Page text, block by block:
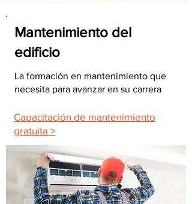
Mantenimiento del
edificio
La formación en mantenimiento que
necesita para avanzar en su carrera
Capacitación de mantenimiento
gratuita >